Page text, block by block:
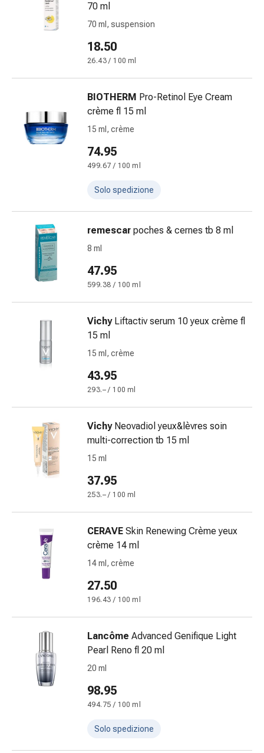
Bende,
nastri
accessori
Bende
e
tubolari
medicazione
Ustioni
scottature
ricambio
Medicazioni
disinfezione
delle
ferite
Medicazioni
cutanee
adesive
tissutale
Unguento
vescicante
Tamponi
medicali
e
orecchie
Dolore
all'orecchio
dell'orecchio
Gocce
oftalmiche
Infiammazione
oculare
oftalmiche
Igiene
oculare
70 ml
70 ml, suspension
18.50
26.43 / 100 ml
BIOTHERM Pro-Retinol Eye Cream
crème fl 15 ml
15 ml, crème
74.95
499.67 / 100 ml
Solo spedizione
remescar poches & cernes tb 8 ml
8 ml
47.95
599.38 / 100 ml
Vichy Liftactiv serum 10 yeux crème fl
15 ml
15 ml, crème
43.95
293.– / 100 ml
Vichy Neovadiol yeux&lèvres soin
multi-correction tb 15 ml
15 ml
37.95
253.– / 100 ml
CERAVE Skin Renewing Crème yeux
crème 14 ml
14 ml, crème
27.50
196.43 / 100 ml
Lancôme Advanced Genifique Light
Pearl Reno fl 20 ml
20 ml
98.95
494.75 / 100 ml
Solo spedizione